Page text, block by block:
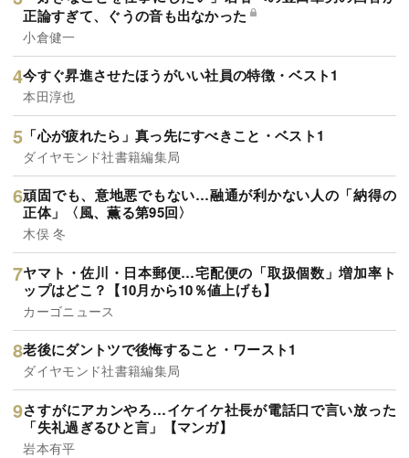
正論すぎて、ぐうの音も出なかった
小倉健一
今すぐ昇進させたほうがいい社員の特徴・ベスト1
本田淳也
「心が疲れたら」真っ先にすべきこと・ベスト1
ダイヤモンド社書籍編集局
頑固でも、意地悪でもない…融通が利かない人の「納得の
正体」〈風、薫る第95回〉
木俣 冬
ヤマト・佐川・日本郵便…宅配便の「取扱個数」増加率ト
ップはどこ？【10月から10％値上げも】
カーゴニュース
老後にダントツで後悔すること・ワースト1
ダイヤモンド社書籍編集局
さすがにアカンやろ…イケイケ社長が電話口で言い放った
「失礼過ぎるひと言」【マンガ】
岩本有平